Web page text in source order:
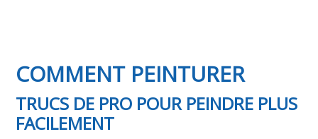
COMMENT PEINTURER
TRUCS DE PRO POUR PEINDRE PLUS
FACILEMENT